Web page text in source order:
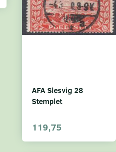
AFA Slesvig 28
Stemplet
119,75